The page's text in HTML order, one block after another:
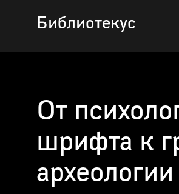
Библиотекус
От
шрифта к
археологии